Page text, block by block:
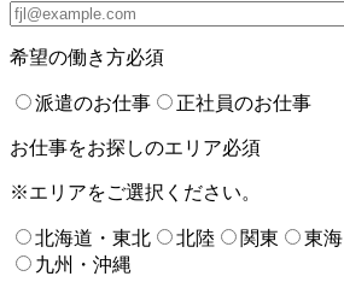
希望の働き方必須
派遣のお仕事 正社員のお仕事
お仕事をお探しのエリア必須
※エリアをご選択ください。
北海道・東北 北陸 関東 東海
九州・沖縄